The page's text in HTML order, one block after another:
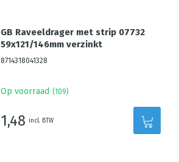
GB Raveeldrager met strip 07732
59x121/146mm verzinkt
8714318041328
Op voorraad (109)
1,48 incl. BTW